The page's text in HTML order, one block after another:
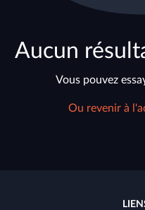
Aucun
Vous pouvez
Ou revenir à